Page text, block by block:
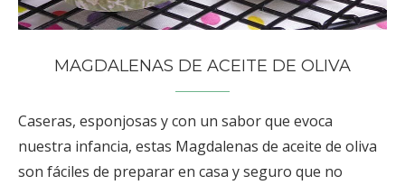
MAGDALENAS DE ACEITE DE OLIVA
Caseras, esponjosas y con un sabor que evoca
nuestra infancia, estas Magdalenas de aceite de oliva
son fáciles de preparar en casa y seguro que no